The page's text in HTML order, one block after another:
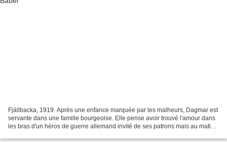
Fjällbacka, 1919. Après une enfance marquée par les malheurs, Dagmar est
servante dans une famille bourgeoise. Elle pense avoir trouvé l'amour dans
les bras d'un héros de guerre allemand invité de ses patrons mais au matin